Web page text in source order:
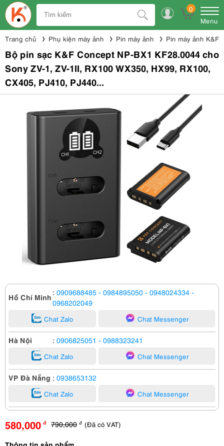
0
Menu
Trang chủ Phụ kiện máy ảnh Pin máy ảnh Pin máy ảnh K&F
Bộ pin sạc K&F Concept NP-BX1 KF28.0044 cho
Sony ZV-1, ZV-1II, RX100 WX350, HX99, RX100,
CX405, PJ410, PJ440...
Hồ Chí Minh : 0909688485 - 0984895050 - 0948024334 -
0968202049
Chat Zalo Chat Messenger
Hà Nội : 0906825051 - 0988323241
Chat Zalo Chat Messenger
VP Đà Nẵng : 0938653132
Chat Zalo Chat Messenger
580,000 đ 790,000 đ (Đã có VAT)
Thông tin sản phẩm